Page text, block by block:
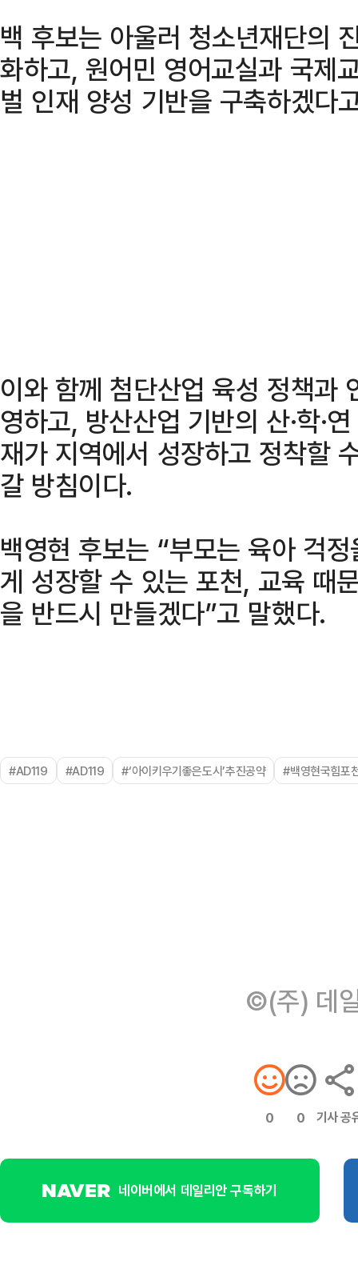
백 후보는 아울러 청소년재단의
화하고, 원어민 영어교실과 국제
벌 인재 양성 기반을 구축하겠다
이와 함께 첨단산업 육성 정책과
영하고, 방산산업 기반의 산·학·
재가 지역에서 성장하고 정착할
갈 방침이다.
백영현 후보는 “부모는 육아 걱
게 성장할 수 있는 포천, 교육 때
을 반드시 만들겠다”고 말했다.
#AD119 #AD119 #‘아이키우기좋은도시’추진공약 #백영현국힘포
©(주) 데
0 0 기사 공
네이버에서 데일리안 구독하기